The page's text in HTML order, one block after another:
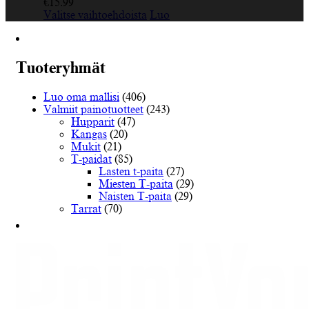
€15.99
Valitse vaihtoehdoista Tällä
tuotteen
Luo
Tuoteryhmät
Luo oma mallisi (406)
Valmiit painotuotteet (243)
Hupparit (47)
Kangas (20)
Mukit (21)
T-paidat (85)
Lasten t-paita (27)
Miesten T-paita (29)
Naisten T-paita (29)
Tarrat (70)